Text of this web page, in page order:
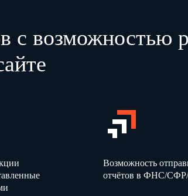
с возможностью
Возможность
отчётов в ФНС/СФР/